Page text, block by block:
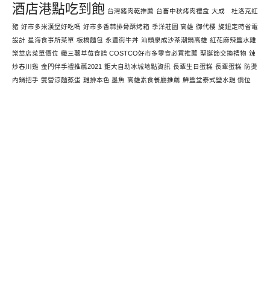
酒店港點吃到飽 台灣豬肉乾推薦 台畜中秋烤肉禮盒 大成 杜洛克紅
豬 好市多米漢堡好吃嗎 好市多香蒜排骨酥烤箱 季洋莊園 高雄 御代櫻 旋鈕定時省電
設計 星海食事所菜單 板橋麵包 永豐街牛丼 汕頭泉成沙茶潮鍋高雄 紅花麻辣鹽水雞
樂華店菜單價位 纖三薯草莓食譜 COSTCO好市多零食必買推薦 聖誕節交換禮物 辣
炒春川雞 金門伴手禮推薦2021 鉅大自助冰城地點資訊 長輩生日蛋糕 長輩蛋糕 防燙
內鍋把手 雙營涼麵蒸蛋 雞排本色 墨魚 高雄素食餐廳推薦 鮮鹽堂泰式鹽水雞 價位